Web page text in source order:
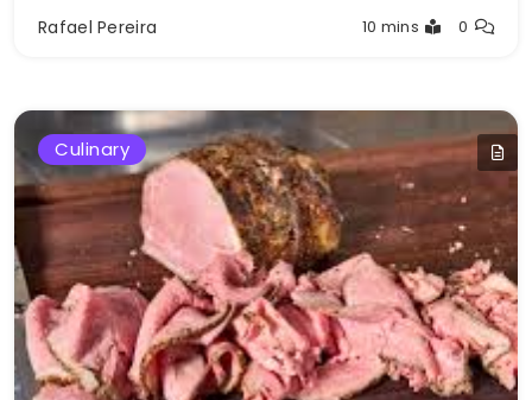
Rafael Pereira 10 mins 0
Culinary